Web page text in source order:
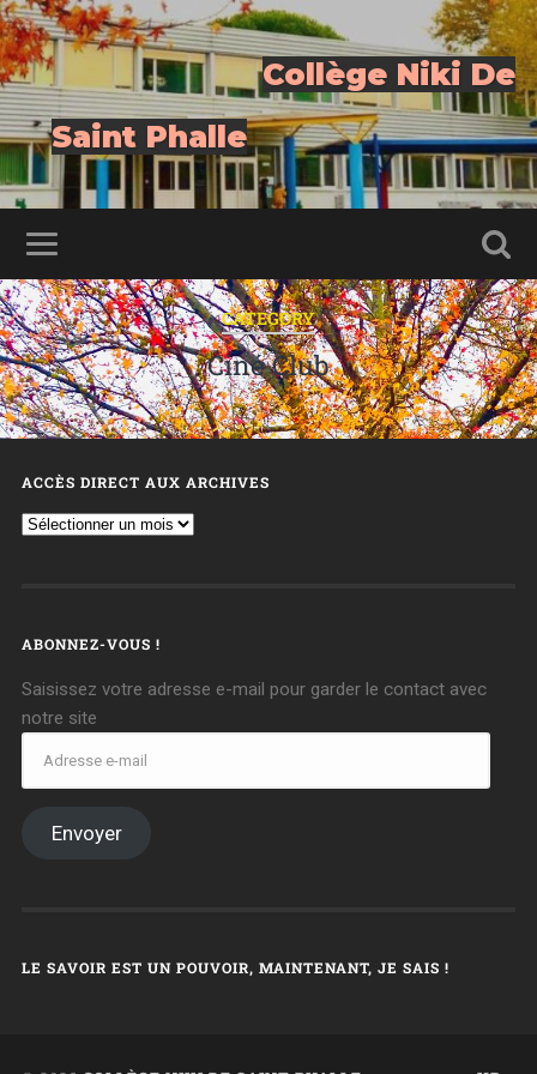
Collège Niki De
Saint Phalle
CATEGORY
Ciné Club
ACCÈS DIRECT AUX ARCHIVES
ABONNEZ-VOUS !
Saisissez votre adresse e-mail pour garder le contact avec
notre site
Envoyer
LE SAVOIR EST UN POUVOIR, MAINTENANT, JE SAIS !